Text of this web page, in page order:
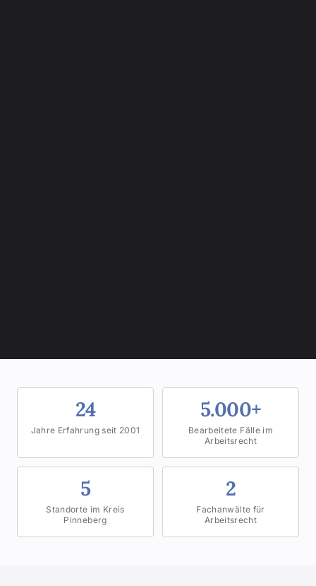
24
Jahre Erfahrung seit 2001
5.000+
Bearbeitete Fälle im
Arbeitsrecht
5
Standorte im Kreis
Pinneberg
2
Fachanwälte für
Arbeitsrecht